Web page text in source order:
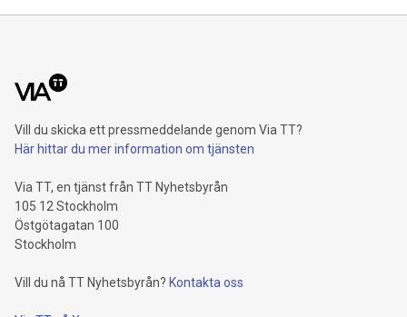
Vill du skicka ett pressmeddelande genom Via TT?
Här hittar du mer information om tjänsten
Via TT, en tjänst från TT Nyhetsbyrån
105 12 Stockholm
Östgötagatan 100
Stockholm
Vill du nå TT Nyhetsbyrån? Kontakta oss